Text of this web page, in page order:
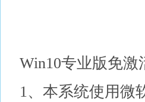
Win10专业版免
1、本系统使用微